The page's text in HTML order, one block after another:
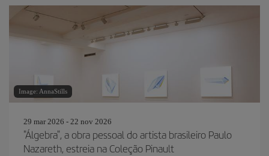
Image: AnnaStills
29 mar 2026 - 22 nov 2026
"Álgebra", a obra pessoal do artista brasileiro Paulo
Nazareth, estreia na Coleção Pinault